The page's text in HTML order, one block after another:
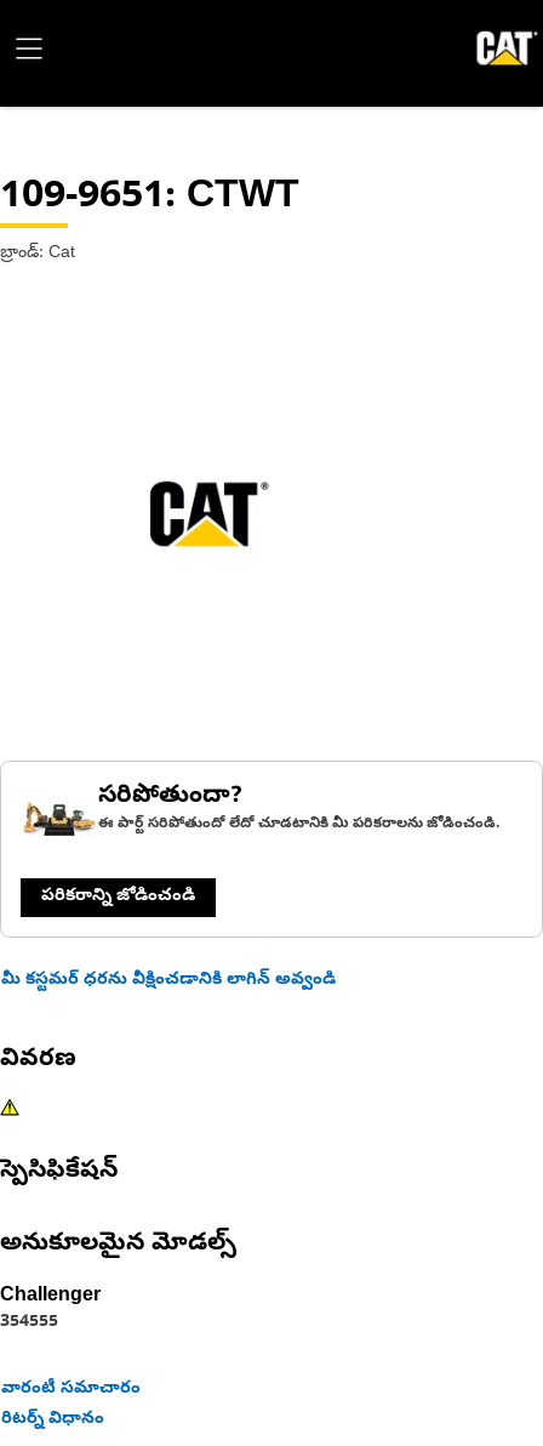
109-9651: CTWT
బ్రాండ్: Cat
సరిపోతుందా?
ఈ పార్ట్ సరిపోతుందో లేదో చూడటానికి మీ పరికరాలను జోడించండి.
పరికరాన్ని జోడించండి
మీ కస్టమర్ ధరను వీక్షించడానికి లాగిన్ అవ్వండి
వివరణ
స్పెసిఫికేషన్
అనుకూలమైన మోడల్స్
Challenger
354555
వారంటీ సమాచారం
రిటర్న్ విధానం